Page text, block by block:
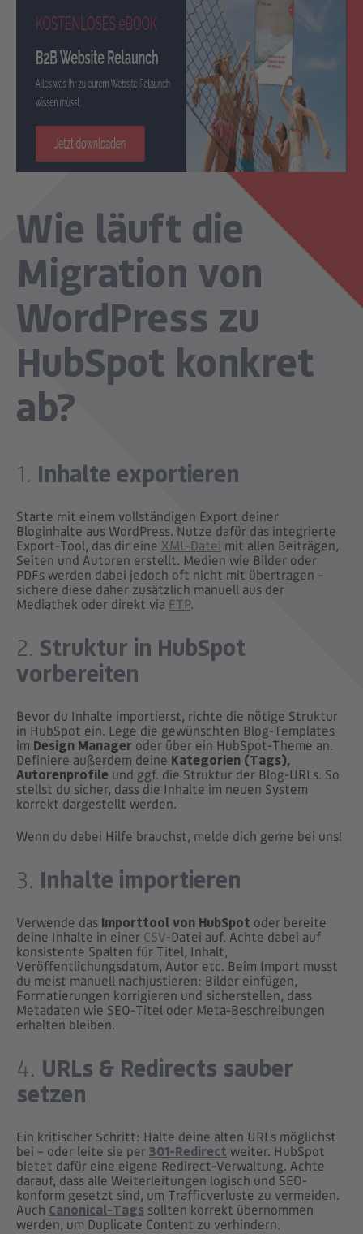
Wie läuft die
Migration von
WordPress zu
HubSpot konkret
ab?
1. Inhalte exportieren
Starte mit einem vollständigen Export deiner
Bloginhalte aus WordPress. Nutze dafür das integrierte
Export-Tool, das dir eine XML-Datei mit allen Beiträgen,
Seiten und Autoren erstellt. Medien wie Bilder oder
PDFs werden dabei jedoch oft nicht mit übertragen –
sichere diese daher zusätzlich manuell aus der
Mediathek oder direkt via FTP.
2. Struktur in HubSpot
vorbereiten
Bevor du Inhalte importierst, richte die nötige Struktur
in HubSpot ein. Lege die gewünschten Blog-Templates
im Design Manager oder über ein HubSpot-Theme an.
Definiere außerdem deine Kategorien (Tags),
Autorenprofile und ggf. die Struktur der Blog-URLs. So
stellst du sicher, dass die Inhalte im neuen System
korrekt dargestellt werden.
Wenn du dabei Hilfe brauchst, melde dich gerne bei uns!
3. Inhalte importieren
Verwende das Importtool von HubSpot oder bereite
deine Inhalte in einer CSV-Datei auf. Achte dabei auf
konsistente Spalten für Titel, Inhalt,
Veröffentlichungsdatum, Autor etc. Beim Import musst
du meist manuell nachjustieren: Bilder einfügen,
Formatierungen korrigieren und sicherstellen, dass
Metadaten wie SEO-Titel oder Meta-Beschreibungen
erhalten bleiben.
4. URLs & Redirects sauber
setzen
Ein kritischer Schritt: Halte deine alten URLs möglichst
bei – oder leite sie per301-Redirect weiter. HubSpot
bietet dafür eine eigene Redirect-Verwaltung. Achte
darauf, dass alle Weiterleitungen logisch und SEO-
konform gesetzt sind, um Trafficverluste zu vermeiden.
Auch Canonical-Tags sollten korrekt übernommen
werden, um Duplicate Content zu verhindern.